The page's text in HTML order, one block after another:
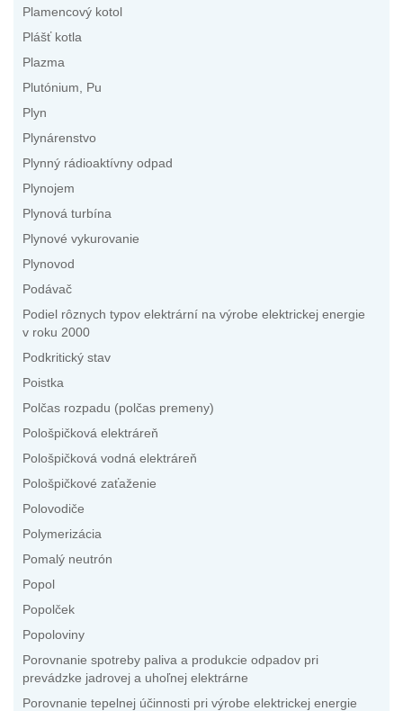
Plamencový kotol
Plášť kotla
Plazma
Plutónium, Pu
Plyn
Plynárenstvo
Plynný rádioaktívny odpad
Plynojem
Plynová turbína
Plynové vykurovanie
Plynovod
Podávač
Podiel rôznych typov elektrární na výrobe elektrickej energie
v roku 2000
Podkritický stav
Poistka
Polčas rozpadu (polčas premeny)
Pološpičková elektráreň
Pološpičková vodná elektráreň
Pološpičkové zaťaženie
Polovodiče
Polymerizácia
Pomalý neutrón
Popol
Popolček
Popoloviny
Porovnanie spotreby paliva a produkcie odpadov pri
prevádzke jadrovej a uhoľnej elektrárne
Porovnanie tepelnej účinnosti pri výrobe elektrickej energie